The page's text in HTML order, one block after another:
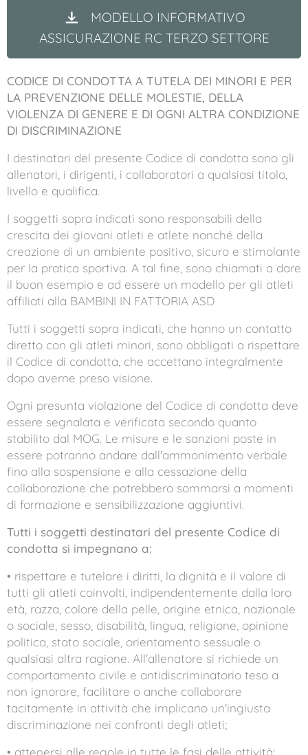
MODELLO INFORMATIVO
ASSICURAZIONE RC TERZO SETTORE
CODICE DI CONDOTTA A TUTELA DEI MINORI E PER
LA PREVENZIONE DELLE MOLESTIE, DELLA
VIOLENZA DI GENERE E DI OGNI ALTRA CONDIZIONE
DI DISCRIMINAZIONE
I destinatari del presente Codice di condotta sono gli
allenatori, i dirigenti, i collaboratori a qualsiasi titolo,
livello e qualifica.
I soggetti sopra indicati sono responsabili della
crescita dei giovani atleti e atlete nonché della
creazione di un ambiente positivo, sicuro e stimolante
per la pratica sportiva. A tal fine, sono chiamati a dare
il buon esempio e ad essere un modello per gli atleti
affiliati alla BAMBINI IN FATTORIA ASD
Tutti i soggetti sopra indicati, che hanno un contatto
diretto con gli atleti minori, sono obbligati a rispettare
il Codice di condotta, che accettano integralmente
dopo averne preso visione.
Ogni presunta violazione del Codice di condotta deve
essere segnalata e verificata secondo quanto
stabilito dal MOG. Le misure e le sanzioni poste in
essere potranno andare dall'ammonimento verbale
fino alla sospensione e alla cessazione della
collaborazione che potrebbero sommarsi a momenti
di formazione e sensibilizzazione aggiuntivi.
Tutti i soggetti destinatari del presente Codice di
condotta si impegnano a:
• rispettare e tutelare i diritti, la dignità e il valore di
tutti gli atleti coinvolti, indipendentemente dalla loro
età, razza, colore della pelle, origine etnica, nazionale
o sociale, sesso, disabilità, lingua, religione, opinione
politica, stato sociale, orientamento sessuale o
qualsiasi altra ragione. All'allenatore si richiede un
comportamento civile e antidiscriminatorio teso a
non ignorare, facilitare o anche collaborare
tacitamente in attività che implicano un'ingiusta
discriminazione nei confronti degli atleti;
• attenersi alle regole in tutte le fasi delle attività;